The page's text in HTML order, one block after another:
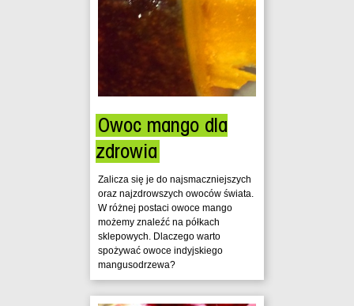
Owoc mango dla
zdrowia
Zalicza się je do najsmaczniejszych
oraz najzdrowszych owoców świata.
W różnej postaci owoce mango
możemy znaleźć na półkach
sklepowych. Dlaczego warto
spożywać owoce indyjskiego
mangusodrzewa?